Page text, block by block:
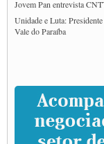
Jovem Pan entrevista
Unidade e Luta:
Vale do Paraíba
Caminhoneiros prometem
CNTTL e lideranças de
rodovias
Paulinho e Litti debatem